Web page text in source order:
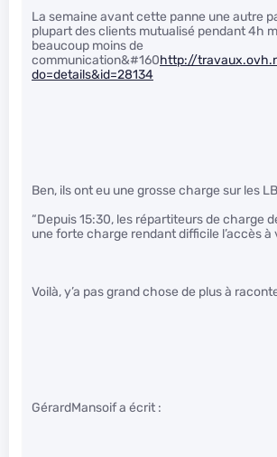
La semaine avant cette panne une autre
plupart des clients mutualisé pendant 4h
beaucoup moins de
communication&#160http://
do=details&id=28134
Ben, ils ont eu une grosse charge sur les
“Depuis 15:30, les répartiteurs de charge
une forte charge rendant difficile l’accès à
Voilà, y’a pas grand chose de plus à
GérardMansoif a écrit :